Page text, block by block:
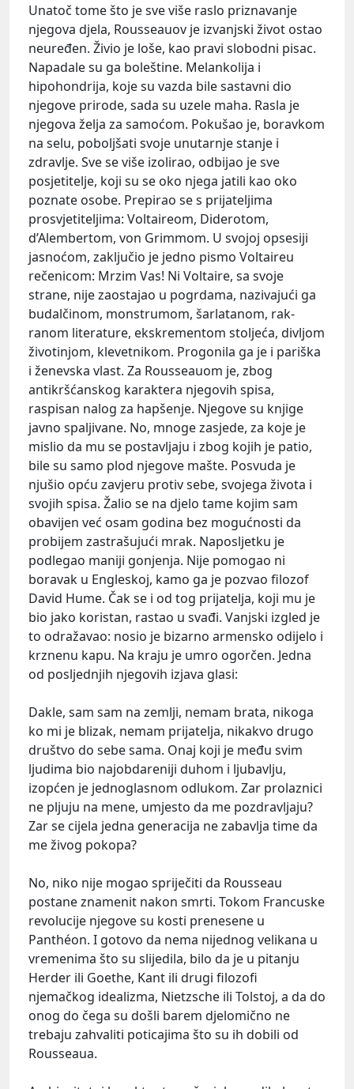
Unatoč tome što je sve više raslo priznavanje
njegova djela, Rousseauov je izvanjski život ostao
neuređen. Živio je loše, kao pravi slobodni pisac.
Napadale su ga boleštine. Melankolija i
hipohondrija, koje su vazda bile sastavni dio
njegove prirode, sada su uzele maha. Rasla je
njegova želja za samoćom. Pokušao je, boravkom
na selu, poboljšati svoje unutarnje stanje i
zdravlje. Sve se više izolirao, odbijao je sve
posjetitelje, koji su se oko njega jatili kao oko
poznate osobe. Prepirao se s prijateljima
prosvjetiteljima: Voltaireom, Diderotom,
d’Alembertom, von Grimmom. U svojoj opsesiji
jasnoćom, zaključio je jedno pismo Voltaireu
rečenicom: Mrzim Vas! Ni Voltaire, sa svoje
strane, nije zaostajao u pogrdama, nazivajući ga
budalčinom, monstrumom, šarlatanom, rak-
ranom literature, ekskrementom stoljeća, divljom
životinjom, klevetnikom. Progonila ga je i pariška
i ženevska vlast. Za Rousseauom je, zbog
antikršćanskog karaktera njegovih spisa,
raspisan nalog za hapšenje. Njegove su knjige
javno spaljivane. No, mnoge zasjede, za koje je
mislio da mu se postavljaju i zbog kojih je patio,
bile su samo plod njegove mašte. Posvuda je
njušio opću zavjeru protiv sebe, svojega života i
svojih spisa. Žalio se na djelo tame kojim sam
obavijen već osam godina bez mogućnosti da
probijem zastrašujući mrak. Naposljetku je
podlegao maniji gonjenja. Nije pomogao ni
boravak u Engleskoj, kamo ga je pozvao filozof
David Hume. Čak se i od tog prijatelja, koji mu je
bio jako koristan, rastao u svađi. Vanjski izgled je
to odražavao: nosio je bizarno armensko odijelo i
krznenu kapu. Na kraju je umro ogorčen. Jedna
od posljednjih njegovih izjava glasi:
Dakle, sam sam na zemlji, nemam brata, nikoga
ko mi je blizak, nemam prijatelja, nikakvo drugo
društvo do sebe sama. Onaj koji je među svim
ljudima bio najobdareniji duhom i ljubavlju,
izopćen je jednoglasnom odlukom. Zar prolaznici
ne pljuju na mene, umjesto da me pozdravljaju?
Zar se cijela jedna generacija ne zabavlja time da
me živog pokopa?
No, niko nije mogao spriječiti da Rousseau
postane znamenit nakon smrti. Tokom Francuske
revolucije njegove su kosti prenesene u
Panthéon. I gotovo da nema nijednog velikana u
vremenima što su slijedila, bilo da je u pitanju
Herder ili Goethe, Kant ili drugi filozofi
njemačkog idealizma, Nietzsche ili Tolstoj, a da do
onog do čega su došli barem djelomično ne
trebaju zahvaliti poticajima što su ih dobili od
Rousseaua.